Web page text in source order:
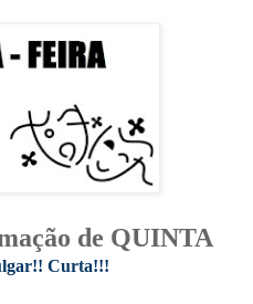
de QUINTA
Curta!!!